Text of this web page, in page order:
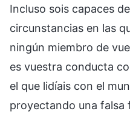
Incluso sois capaces
circunstancias en las
ningún miembro de
es vuestra conducta
el que lidíais con el
proyectando una falsa